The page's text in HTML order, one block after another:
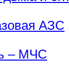
АЗС
– МЧС